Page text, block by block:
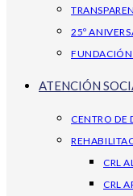
25º
FUNDACIÓN
ATENCIÓN
CENTRO DE
CRL
CRL